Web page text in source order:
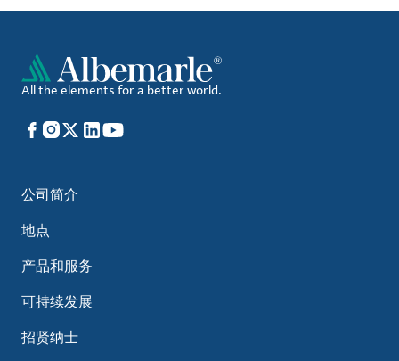
All the elements for a better world.
Facebook
Instagram
X LinkedIn
YouTube
公司简介
地点
产品和服务
可持续发展
招贤纳士